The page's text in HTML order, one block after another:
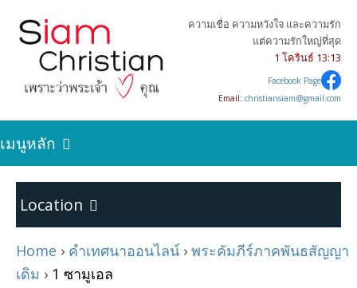
ความเชื่อ ความหวังใจ และความรัก
แต่ความรักใหญ่ที่สุด
1 โครินธ์ 13:13
Facebook Page
Email: christiansiam@gmail.com
เมนูหลัก
เริ่มต้นการเป็นคริสเตียน
Location
Home
Home › คำเทศนาออนไลน์ › พระคัมภีร์ภาคพันธสัญญา
เดิม › 1 ซามูเอล